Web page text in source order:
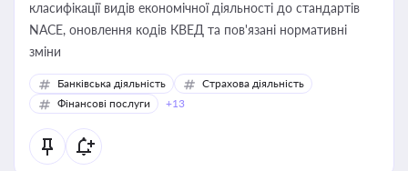
класифікації видів економічної діяльності до стандартів
NACE, оновлення кодів КВЕД та пов'язані нормативні
зміни
Банківська діяльність
Страхова діяльність
Фінансові послуги
+13